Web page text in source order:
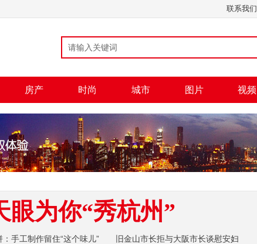
联系我们
房产 时尚 城市 图片 视频
眼为你“秀杭州”
：手工制作留住“这个味儿”
旧金山市长拒与大阪市长谈慰安妇